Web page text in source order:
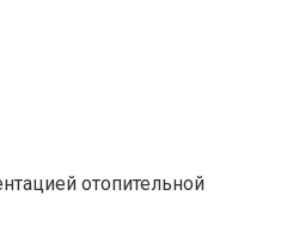
отопительной